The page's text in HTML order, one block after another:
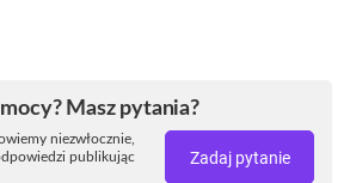
Masz pytania?
niezwłocznie,
publikując
Zadaj pytanie